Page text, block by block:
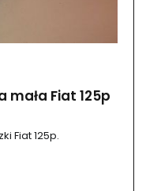
mała Fiat 125p
Fiat 125p.